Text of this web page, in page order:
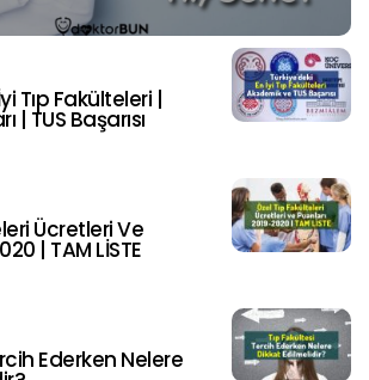
Tıp Fakülteleri |
| TUS Başarısı
Ücretleri Ve
| TAM LİSTE
Ederken Nelere